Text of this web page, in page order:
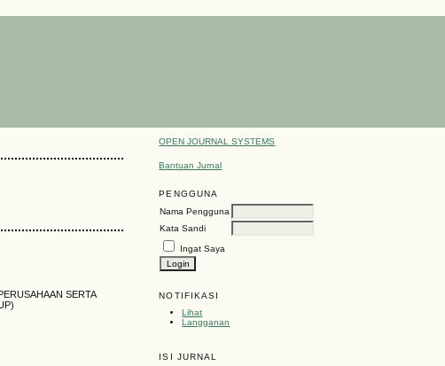
OPEN JOURNAL SYSTEMS
Bantuan Jurnal
PENGGUNA
Nama Pengguna
Kata Sandi
Ingat Saya
NOTIFIKASI
Lihat
Langganan
ISI JURNAL
SERTA